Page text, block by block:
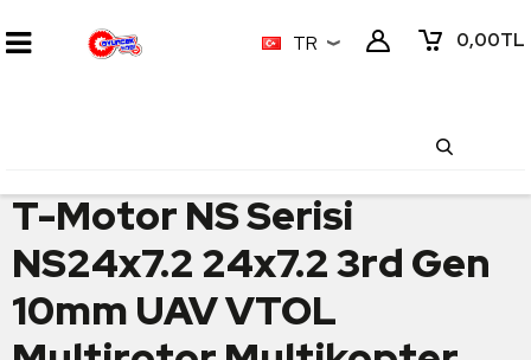
0,00TL
TR
T-Motor NS Serisi
NS24x7.2 24x7.2 3rd Gen
10mm UAV VTOL